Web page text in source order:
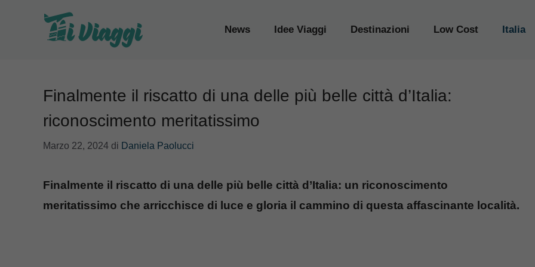
News Idee Viaggi Destinazioni Low Cost Italia
Finalmente il riscatto di una delle più belle città d’Italia:
riconoscimento meritatissimo
Marzo 22, 2024 di Daniela Paolucci
Finalmente il riscatto di una delle più belle città d’Italia: un riconoscimento
meritatissimo che arricchisce di luce e gloria il cammino di questa affascinante località.